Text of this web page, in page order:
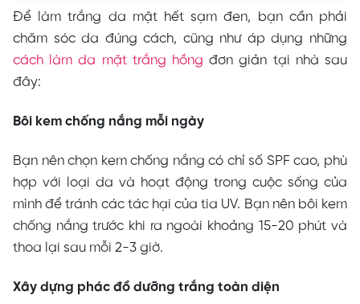
Để làm trắng da mặt hết sạm đen, bạn cần phải
chăm sóc da đúng cách, cũng như áp dụng những
cách làm da mặt trắng hồng đơn giản tại nhà sau
đây:
Bôi kem chống nắng mỗi ngày
Bạn nên chọn kem chống nắng có chỉ số SPF cao, phù
hợp với loại da và hoạt động trong cuộc sống của
mình để tránh các tác hại của tia UV. Bạn nên bôi kem
chống nắng trước khi ra ngoài khoảng 15-20 phút và
thoa lại sau mỗi 2-3 giờ.
Xây dựng phác đồ dưỡng trắng toàn diện